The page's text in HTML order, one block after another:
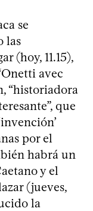
se
las
(hoy, 11.15),
avec
“historiadora
que
por el
habrá un
y el
(jueves,
la